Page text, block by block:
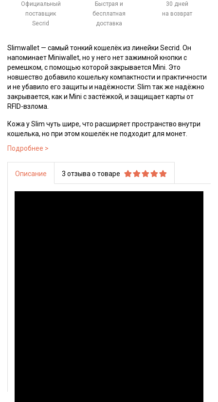
Официальный
поставщик
Secrid
Быстрая и
бесплатная
доставка
30 дней
на возврат
Slimwallet — самый тонкий кошелёк из линейки Secrid. Он
напоминает Miniwallet, но у него нет зажимной кнопки с
ремешком, с помощью которой закрывается Mini. Это
новшество добавило кошельку компактности и практичности
и не убавило его защиты и надёжности: Slim так же надёжно
закрывается, как и Mini с застёжкой, и защищает карты от
RFID-взлома.
Кожа у Slim чуть шире, что расширяет пространство внутри
кошелька, но при этом кошелёк не подходит для монет.
Secrid Slimwallet — новый шаг в производстве тонких и
надёжных кошельков.
Как убедиться в том, что вы купили оригинальный кошелёк
Описание 3 отзыва о товаре